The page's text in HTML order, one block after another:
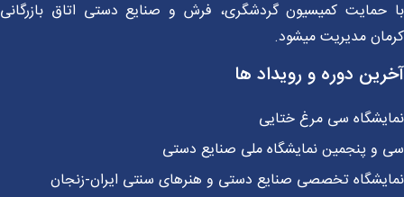
حمایت کمیسیون گردشگری، فرش و صنایع دستی اتاق بازرگانی
مدیریت میشود.
دوره و رویداد ها
سی مرغ ختایی
و پنجمین نمایشگاه ملی صنایع دستی
تخصصی صنایع دستی و هنرهای سنتی ایران-زنجان